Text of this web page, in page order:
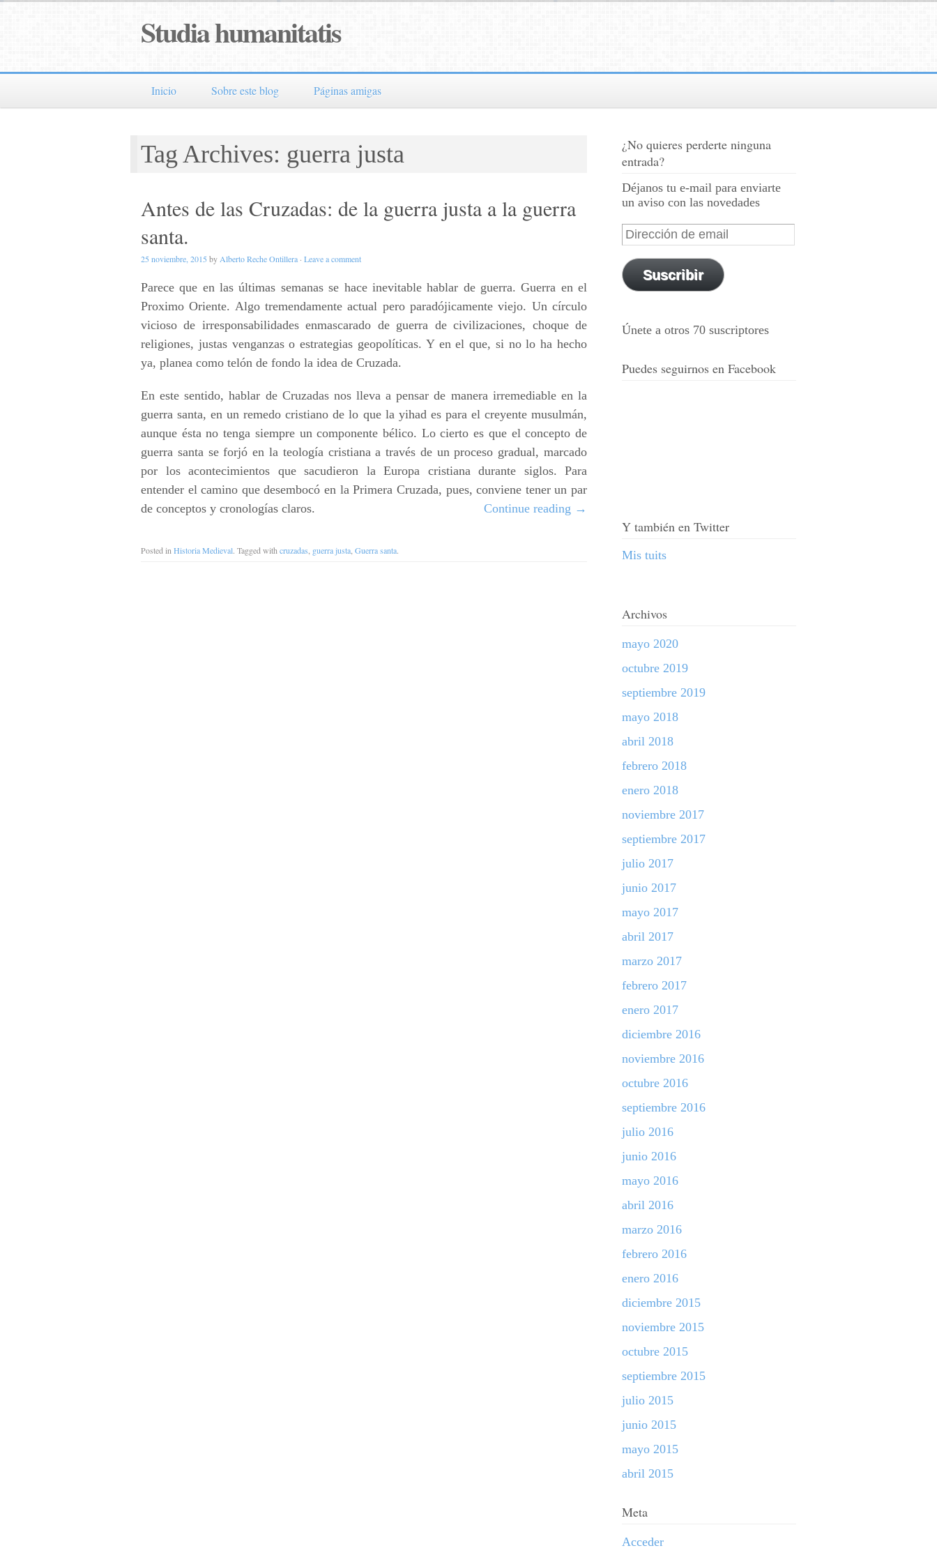
Studia humanitatis
Inicio Sobre este blog Páginas amigas
Tag Archives: guerra justa
Antes de las Cruzadas: de la guerra justa a la guerra
santa.
25 noviembre, 2015 by Alberto Reche Ontillera · Leave a comment
Parece que en las últimas semanas se hace inevitable hablar de guerra. Guerra en el
Proximo Oriente. Algo tremendamente actual pero paradójicamente viejo. Un círculo
vicioso de irresponsabilidades enmascarado de guerra de civilizaciones, choque de
religiones, justas venganzas o estrategias geopolíticas. Y en el que, si no lo ha hecho
ya, planea como telón de fondo la idea de Cruzada.
En este sentido, hablar de Cruzadas nos lleva a pensar de manera irremediable en la
guerra santa, en un remedo cristiano de lo que la yihad es para el creyente musulmán,
aunque ésta no tenga siempre un componente bélico. Lo cierto es que el concepto de
guerra santa se forjó en la teología cristiana a través de un proceso gradual, marcado
por los acontecimientos que sacudieron la Europa cristiana durante siglos. Para
entender el camino que desembocó en la Primera Cruzada, pues, conviene tener un par
de conceptos y cronologías claros.
Continue reading →
Posted in Historia Medieval. Tagged with cruzadas guerra justa Guerra santa.
¿No quieres perderte ninguna
entrada?
Déjanos tu e-mail para enviarte
un aviso con las novedades
Suscribir
Únete a otros 70 suscriptores
Puedes seguirnos en Facebook
Y también en Twitter
Mis tuits
Archivos
mayo 2020
octubre 2019
septiembre 2019
mayo 2018
abril 2018
febrero 2018
enero 2018
noviembre 2017
septiembre 2017
julio 2017
junio 2017
mayo 2017
abril 2017
marzo 2017
febrero 2017
enero 2017
diciembre 2016
noviembre 2016
octubre 2016
septiembre 2016
julio 2016
junio 2016
mayo 2016
abril 2016
marzo 2016
febrero 2016
enero 2016
diciembre 2015
noviembre 2015
octubre 2015
septiembre 2015
julio 2015
junio 2015
mayo 2015
abril 2015
Meta
Acceder